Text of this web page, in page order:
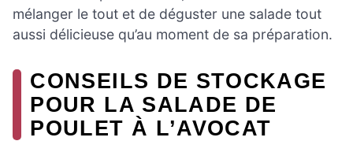
mélanger le tout et de déguster une salade tout
aussi délicieuse qu’au moment de sa préparation.
CONSEILS DE STOCKAGE
POUR LA SALADE DE
POULET À L’AVOCAT